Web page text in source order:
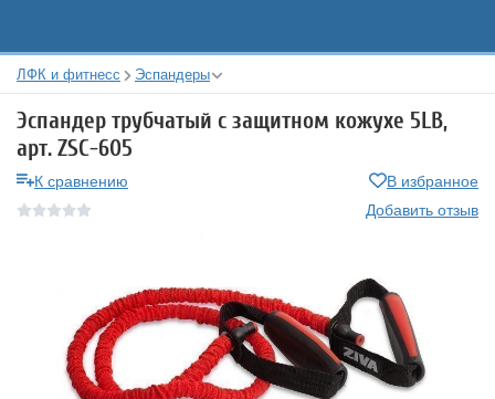
ЛФК и фитнесс Эспандеры
Эспандер трубчатый с защитном кожухе 5LB,
арт. ZSC-605
К сравнению
В избранное
Добавить отзыв